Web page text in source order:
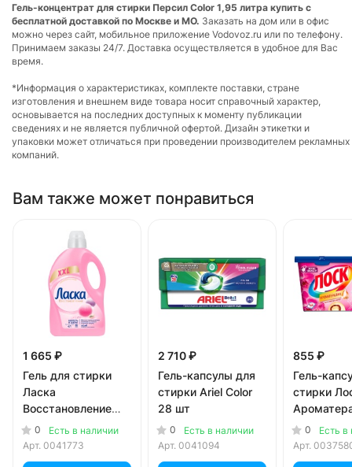
Гель-концентрат для стирки Персил Color 1,95 литра купить с
бесплатной доставкой по Москве и МО. Заказать на дом или в офис
можно через сайт, мобильное приложение Vodovoz.ru или по телефону.
Принимаем заказы 24/7. Доставка осуществляется в удобное для Вас
время.
*Информация о характеристиках, комплекте поставки, стране
изготовления и внешнем виде товара носит справочный характер,
основывается на последних доступных к моменту публикации
сведениях и не является публичной офертой. Дизайн этикетки и
упаковки может отличаться при проведении производителем рекламных
компаний.
Вам также может понравиться
1 665 ₽
Гель для стирки
Ласка
Восстановление
Шерсть и Шёлк 4
литра
0
Есть в наличии
Арт. 0041773
2 710 ₽
Гель-капсулы для
стирки Ariel Color
28 шт
0
Есть в наличии
Арт. 0041094
855 ₽
Гель-
стирки
цветок 12
0
Есть в
Арт.